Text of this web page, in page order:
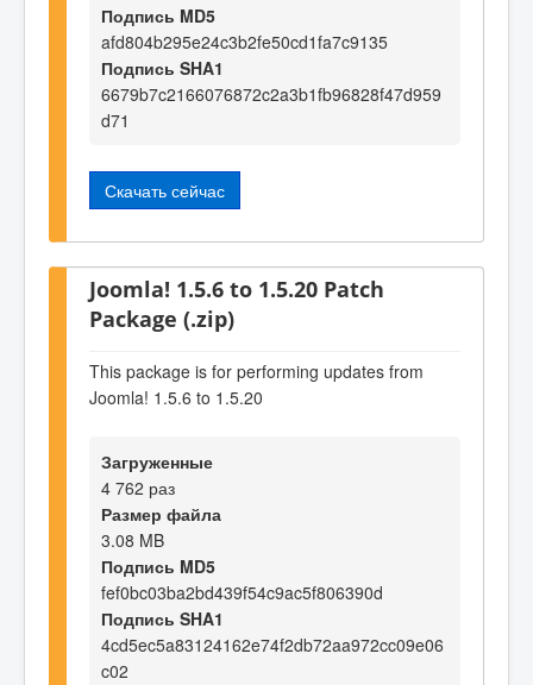
Подпись MD5
afd804b295e24c3b2fe50cd1fa7c9135
Подпись SHA1
6679b7c2166076872c2a3b1fb96828f47d959
d71
Скачать сейчас
Joomla! 1.5.6 to 1.5.20 Patch
Package (.zip)
This package is for performing updates from
Joomla! 1.5.6 to 1.5.20
Загруженные
4 762 раз
Размер файла
3.08 MB
Подпись MD5
fef0bc03ba2bd439f54c9ac5f806390d
Подпись SHA1
4cd5ec5a83124162e74f2db72aa972cc09e06
c02